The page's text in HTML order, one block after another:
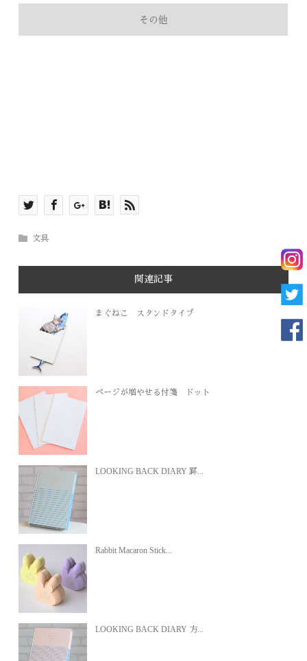
その他
文具
関連記事
まぐねこ スタンドタイプ
ページが増やせる付箋 ドット
LOOKING BACK DIARY 罫...
Rabbit Macaron Stick...
LOOKING BACK DIARY 方...